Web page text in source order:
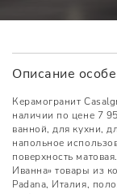
Описание
Керамогранит
наличии по цене 7
ванной, для кухни,
напольное
поверхность
Иванна» товары из
Padana, Италия,